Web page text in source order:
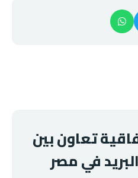
تعاون بين
في مصر